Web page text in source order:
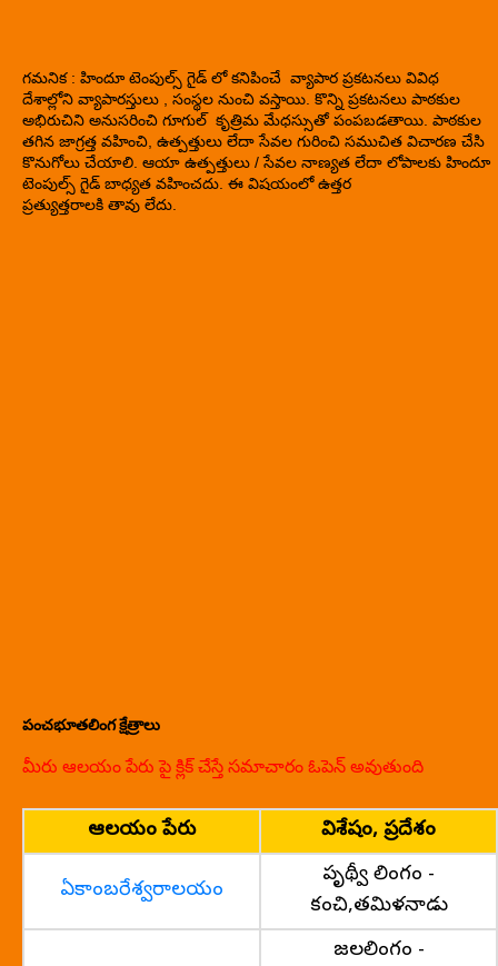
గమనిక : హిందూ టెంపుల్స్ గైడ్ లో కనిపించే వ్యాపార ప్రకటనలు వివిధ
దేశాల్లోని వ్యాపారస్తులు , సంస్థల నుంచి వస్తాయి. కొన్ని ప్రకటనలు పాఠకుల
అభిరుచిని అనుసరించి గూగుల్ కృత్రిమ మేధస్సుతో పంపబడతాయి. పాఠకుల
తగిన జాగ్రత్త వహించి, ఉత్పత్తులు లేదా సేవల గురించి సముచిత విచారణ చేసి
కొనుగోలు చేయాలి. ఆయా ఉత్పత్తులు / సేవల నాణ్యత లేదా లోపాలకు హిందూ
టెంపుల్స్ గైడ్ బాధ్యత వహించదు. ఈ విషయంలో ఉత్తర
ప్రత్యుత్తరాలకి తావు లేదు.
పంచభూతలింగ క్షేత్రాలు
మీరు ఆలయం పేరు పై క్లిక్ చేస్తే సమాచారం ఓపెన్ అవుతుంది
ఆలయం పేరు విశేషం, ప్రదేశం
ఏకాంబరేశ్వరాలయం
పృథ్వీ లింగం -
కంచి,తమిళనాడు
జలలింగం -